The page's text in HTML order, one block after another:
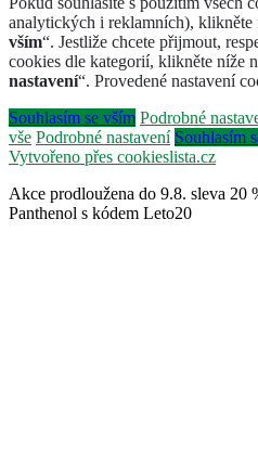
analytických i reklamních), klikněte
vším“. Jestliže chcete přijmout,
cookies dle kategorií, klikněte níže
nastavení“. Provedené nastavení
Souhlasím se vším Podrobné
vše Podrobné nastavení Souhlasím
Vytvořeno přes cookieslista.cz
Akce prodloužena do 9.8. sleva 20
Panthenol s kódem Leto20